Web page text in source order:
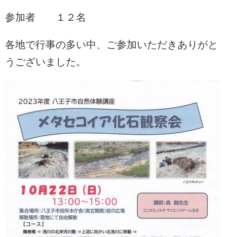
参加者 １２名
各地で行事の多い中、ご参加いただきありがと
うございました。